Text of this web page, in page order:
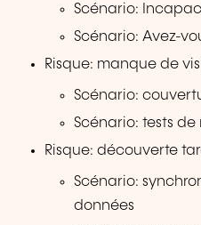
Scénario:
Scénario: Avez-
Risque: manque de
Scénario:
Scénario: tests de
Risque: découverte
Scénario:
données